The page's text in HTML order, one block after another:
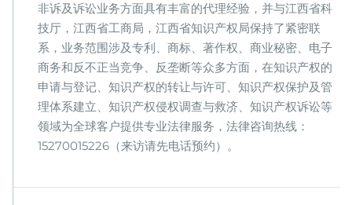
非诉及诉讼业务方面具有丰富的代理经验，并与江西省科
技厅，江西省工商局，江西省知识产权局保持了紧密联
系，业务范围涉及专利、商标、著作权、商业秘密、电子
商务和反不正当竞争、反垄断等众多方面，在知识产权的
申请与登记、知识产权的转让与许可、知识产权保护及管
理体系建立、知识产权侵权调查与救济、知识产权诉讼等
领域为全球客户提供专业法律服务，法律咨询热线：
15270015226（来访请先电话预约）。